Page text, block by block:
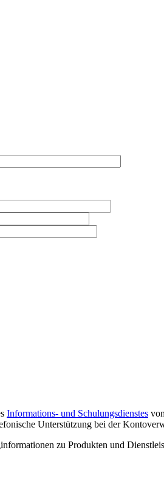
Informations- und Schulungsdienstes
Unterstützung bei der
zu Produkten und